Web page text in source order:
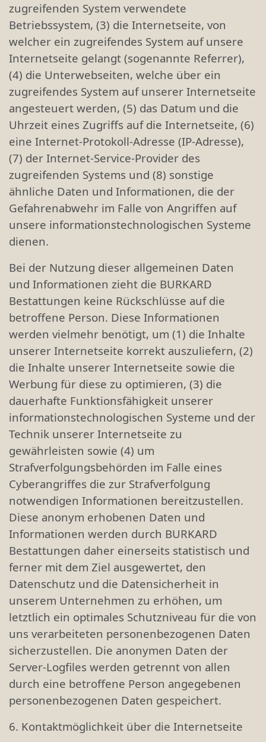
zugreifenden System verwendete
Betriebssystem, (3) die Internetseite, von
welcher ein zugreifendes System auf unsere
Internetseite gelangt (sogenannte Referrer),
(4) die Unterwebseiten, welche über ein
zugreifendes System auf unserer Internetseite
angesteuert werden, (5) das Datum und die
Uhrzeit eines Zugriffs auf die Internetseite, (6)
eine Internet-Protokoll-Adresse (IP-Adresse),
(7) der Internet-Service-Provider des
zugreifenden Systems und (8) sonstige
ähnliche Daten und Informationen, die der
Gefahrenabwehr im Falle von Angriffen auf
unsere informationstechnologischen Systeme
dienen.
Bei der Nutzung dieser allgemeinen Daten
und Informationen zieht die BURKARD
Bestattungen keine Rückschlüsse auf die
betroffene Person. Diese Informationen
werden vielmehr benötigt, um (1) die Inhalte
unserer Internetseite korrekt auszuliefern, (2)
die Inhalte unserer Internetseite sowie die
Werbung für diese zu optimieren, (3) die
dauerhafte Funktionsfähigkeit unserer
informationstechnologischen Systeme und der
Technik unserer Internetseite zu
gewährleisten sowie (4) um
Strafverfolgungsbehörden im Falle eines
Cyberangriffes die zur Strafverfolgung
notwendigen Informationen bereitzustellen.
Diese anonym erhobenen Daten und
Informationen werden durch BURKARD
Bestattungen daher einerseits statistisch und
ferner mit dem Ziel ausgewertet, den
Datenschutz und die Datensicherheit in
unserem Unternehmen zu erhöhen, um
letztlich ein optimales Schutzniveau für die von
uns verarbeiteten personenbezogenen Daten
sicherzustellen. Die anonymen Daten der
Server-Logfiles werden getrennt von allen
durch eine betroffene Person angegebenen
personenbezogenen Daten gespeichert.
6. Kontaktmöglichkeit über die Internetseite